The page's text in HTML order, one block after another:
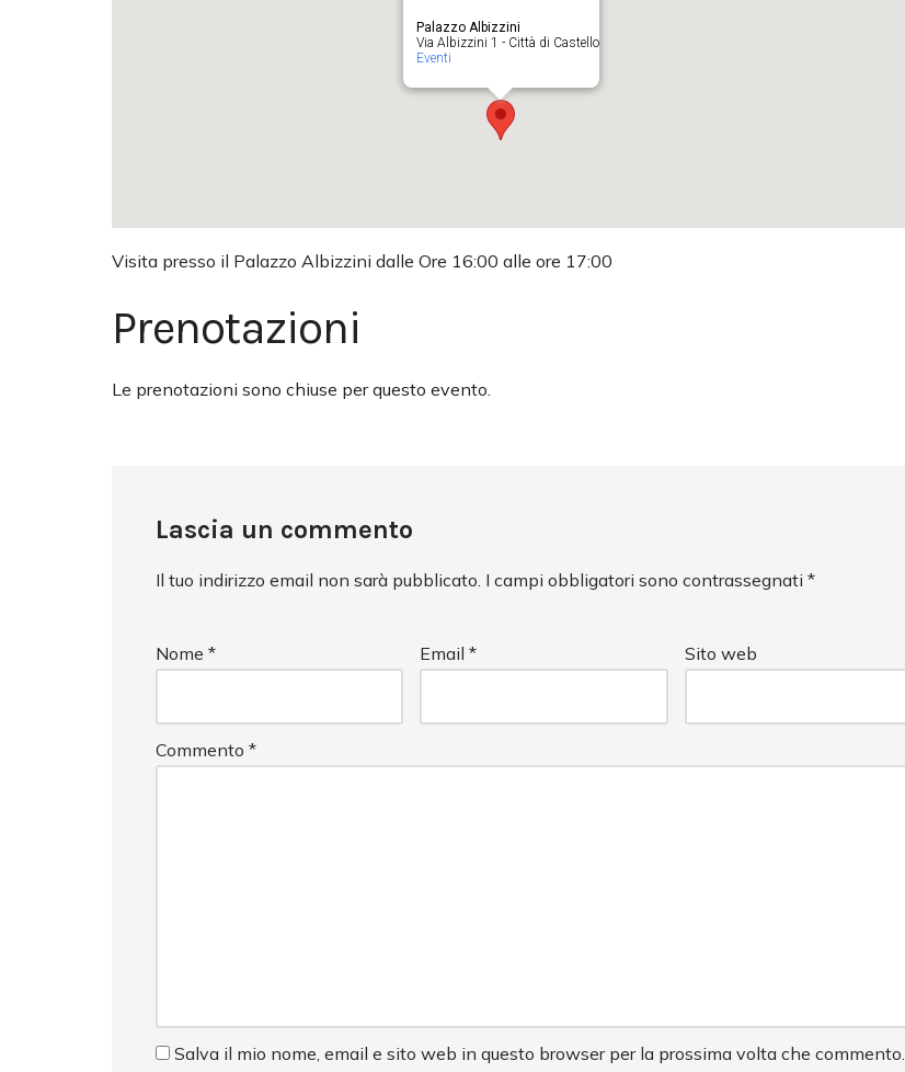
Palazzo Albizzini
Via Albizzini 1 - Città di Castello
Eventi
Visita presso il Palazzo Albizzini dalle Ore 16:00 alle ore 17:00
Prenotazioni
Le prenotazioni sono chiuse per questo evento.
Lascia un commento
Il tuo indirizzo email non sarà pubblicato. I campi obbligatori sono contrassegnati *
Nome * Email* Sito web
Commento *
Salva il mio nome, email e sito web in questo browser per la prossima volta che commento.